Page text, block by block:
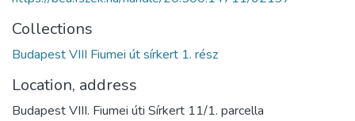
Collections
Budapest VIII Fiumei út sírkert 1. rész
Location, address
Budapest VIII. Fiumei úti Sírkert 11/1. parcella